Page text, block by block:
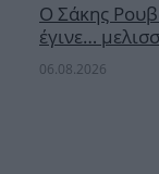
Ο Σάκης
έγινε…
06.08.2026